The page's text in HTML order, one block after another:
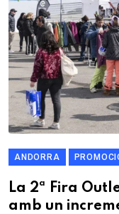
ANDORRA
La 2ª Fira
amb un